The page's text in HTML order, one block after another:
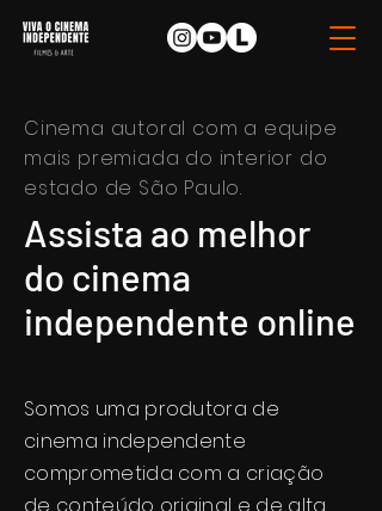
Cinema autoral com a equipe
mais premiada do interior do
estado de São Paulo.
Assista ao melhor
do cinema
independente online
Somos uma produtora de
cinema independente
comprometida com a criação